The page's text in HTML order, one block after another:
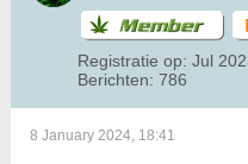
Registratie op: Jul
Berichten: 786
8 January 2024, 18:41